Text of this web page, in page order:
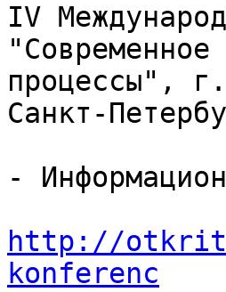
IV
процессы", г.
Санкт-
-
http://
konferenc